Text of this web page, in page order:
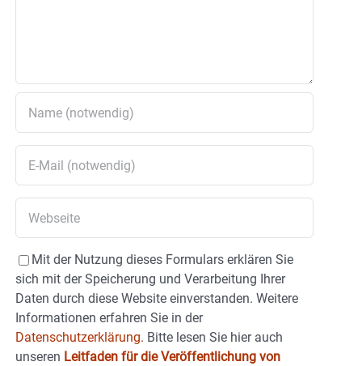
Mit der Nutzung dieses Formulars erklären Sie
sich mit der Speicherung und Verarbeitung Ihrer
Daten durch diese Website einverstanden. Weitere
Informationen erfahren Sie in der
Datenschutzerklärung. Bitte lesen Sie hier auch
unseren Leitfaden für die Veröffentlichung von